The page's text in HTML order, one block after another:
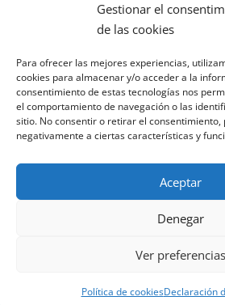
Gestionar el
de las cookies
Para ofrecer las mejores experiencias,
cookies para almacenar y/o acceder a la
consentimiento de estas tecnologías nos
el comportamiento de navegación o las
sitio. No consentir o retirar el consentimiento,
negativamente a ciertas características y
Aceptar
Denegar
Ver preferencias
Política de cookiesDeclaración
Copyright © 2022 IMEO
Imeo. Aviso legal|Politica